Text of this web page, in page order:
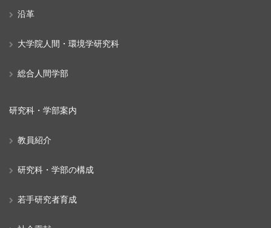
沿革
大学院人間・環境学研究科
総合人間学部
研究科・学部案内
教員紹介
研究科・学部の構成
若手研究者育成